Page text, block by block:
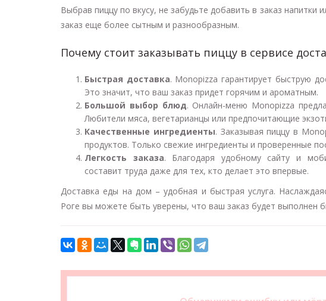
Выбрав пиццу по вкусу, не забудьте добавить в заказ напитки
заказ еще более сытным и разнообразным.
Почему стоит заказывать пиццу в сервисе
Быстрая доставка. Monopizza гарантирует быструю
Это значит, что ваш заказ придет горячим и ароматным.
Большой выбор блюд. Онлайн-меню Monopizza
Любители мяса, вегетарианцы или предпочитающие
Качественные ингредиенты. Заказывая пиццу в
продуктов. Только свежие ингредиенты и проверенные
Легкость заказа. Благодаря удобному сайту и
составит труда даже для тех, кто делает это впервые.
Доставка еды на дом – удобная и быстрая услуга.
Роге вы можете быть уверены, что ваш заказ будет выполнен